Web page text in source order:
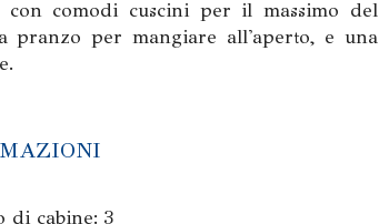
comodi cuscini per il massimo del
pranzo per mangiare all'aperto, e una
di cabine: 3